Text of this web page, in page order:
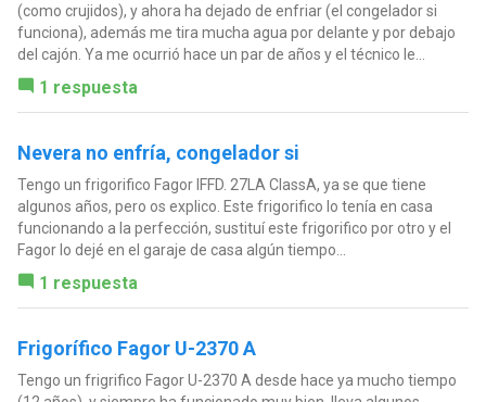
(como crujidos), y ahora ha dejado de enfriar (el congelador si
funciona), además me tira mucha agua por delante y por debajo
del cajón. Ya me ocurrió hace un par de años y el técnico le...
1 respuesta
Nevera no enfría, congelador si
Tengo un frigorifico Fagor IFFD. 27LA ClassA, ya se que tiene
algunos años, pero os explico. Este frigorifico lo tenía en casa
funcionando a la perfección, sustituí este frigorifico por otro y el
Fagor lo dejé en el garaje de casa algún tiempo...
1 respuesta
Frigorífico Fagor U-2370 A
Tengo un frigrifico Fagor U-2370 A desde hace ya mucho tiempo